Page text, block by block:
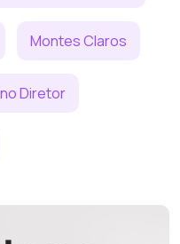
Montes Claros
Diretor